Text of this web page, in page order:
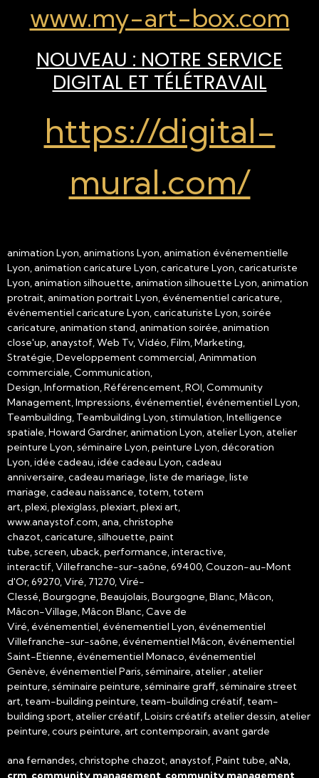
www.my-art-box.com
NOUVEAU : NOTRE SERVICE
DIGITAL ET TÉLÉTRAVAIL
https://digital-
mural.com/
animation Lyon, animations Lyon, animation événementielle
Lyon, animation caricature Lyon, caricature Lyon, caricaturiste
Lyon, animation silhouette, animation silhouette Lyon, animation
protrait, animation portrait Lyon, événementiel caricature,
événementiel caricature Lyon, caricaturiste Lyon, soirée
caricature, animation stand, animation soirée, animation
close'up, anaystof, Web Tv, Vidéo, Film, Marketing,
Stratégie, Developpement commercial, Animmation
commerciale, Communication,
Design, Information, Référencement, ROI, Community
Management, Impressions, événementiel, événementiel Lyon,
Teambuilding, Teambuilding Lyon, stimulation, Intelligence
spatiale, Howard Gardner, animation Lyon, atelier Lyon, atelier
peinture Lyon, séminaire Lyon, peinture Lyon, décoration
Lyon, idée cadeau, idée cadeau Lyon, cadeau
anniversaire, cadeau mariage, liste de mariage, liste
mariage, cadeau naissance, totem, totem
art, plexi, plexiglass, plexiart, plexi art,
www.anaystof.com, ana, christophe
chazot, caricature, silhouette, paint
tube, screen, uback, performance, interactive,
interactif, Villefranche-sur-saône, 69400, Couzon-au-Mont
d'Or, 69270, Viré, 71270, Viré-
Clessé, Bourgogne, Beaujolais, Bourgogne, Blanc, Mâcon,
Mâcon-Village, Mâcon Blanc, Cave de
Viré, événementiel, événementiel Lyon, événementiel
Villefranche-sur-saône, événementiel Mâcon, événementiel
Saint-Etienne, événementiel Monaco, événementiel
Genève, événementiel Paris, séminaire, atelier , atelier
peinture, séminaire peinture, séminaire graff, séminaire street
art, team-building peinture, team-building créatif, team-
building sport, atelier créatif, Loisirs créatifs atelier dessin, atelier
peinture, cours peinture, art contemporain, avant garde
ana fernandes, christophe chazot, anaystof, Paint tube, aNa,
crm community management community management